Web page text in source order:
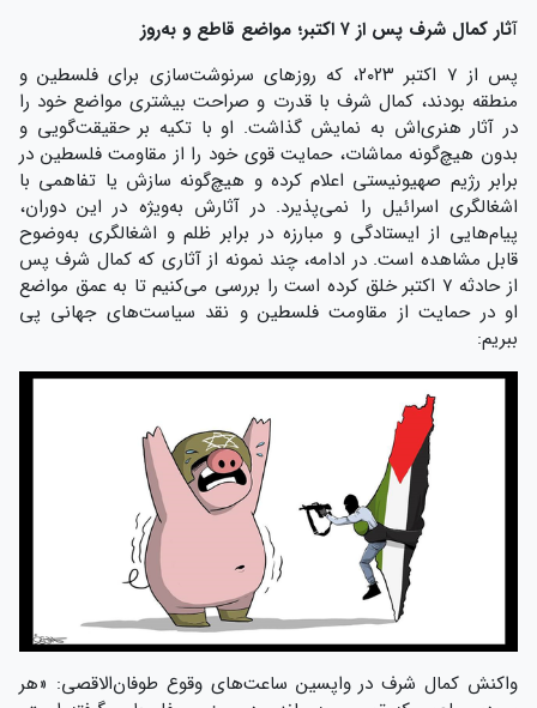
آثار کمال شرف پس از ۷ اکتبر؛ مواضع قاطع و به‌روز
پس از ۷ اکتبر ۲۰۲۳، که روزهای سرنوشت‌سازی برای فلسطین و
منطقه بودند، کمال شرف با قدرت و صراحت بیشتری مواضع خود را
در آثار هنری‌اش به نمایش گذاشت. او با تکیه بر حقیقت‌گویی و
بدون هیچ‌گونه مماشات، حمایت قوی خود را از مقاومت فلسطین در
برابر رژیم صهیونیستی اعلام کرده و هیچ‌گونه سازش یا تفاهمی با
اشغالگری اسرائیل را نمی‌پذیرد. در آثارش به‌ویژه در این دوران،
پیام‌هایی از ایستادگی و مبارزه در برابر ظلم و اشغالگری به‌وضوح
قابل مشاهده است. در ادامه، چند نمونه از آثاری که کمال شرف پس
از حادثه ۷ اکتبر خلق کرده است را بررسی می‌کنیم تا به عمق مواضع
او در حمایت از مقاومت فلسطین و نقد سیاست‌های جهانی پی
ببریم:
واکنش کمال شرف در واپسین ساعت‌های وقوع طوفان‌الاقصی: «هر